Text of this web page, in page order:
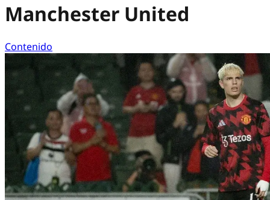
Manchester United
Contenido